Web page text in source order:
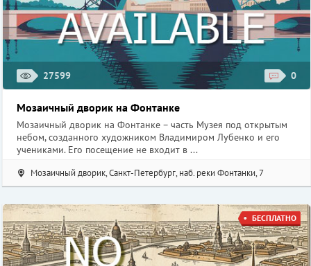
27599 0
Мозаичный дворик на Фонтанке
Мозаичный дворик на Фонтанке – часть Музея под открытым
небом, созданного художником Владимиром Лубенко и его
учениками. Его посещение не входит в ...
Мозаичный дворик, Санкт-Петербург, наб. реки Фонтанки, 7
БЕСПЛАТНО